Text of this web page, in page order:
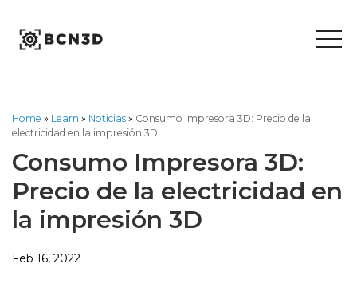
content
Home » Learn » Noticias » Consumo Impresora 3D: Precio de la
electricidad en la impresión 3D
Consumo Impresora 3D:
Precio de la electricidad en
la impresión 3D
Feb 16, 2022